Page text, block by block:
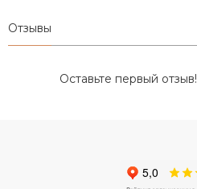
Отзывы
Оставьте первый отзыв!